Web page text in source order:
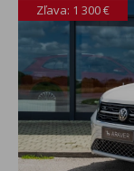
Zľava: 1 300 €